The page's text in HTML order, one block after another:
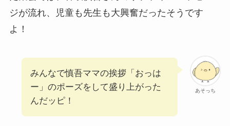
ジが流れ、児童も先生も大興奮だったそうです
よ！
あそっち
みんなで慎吾ママの挨拶「おっは
ー」のポーズをして盛り上がった
んだッピ！